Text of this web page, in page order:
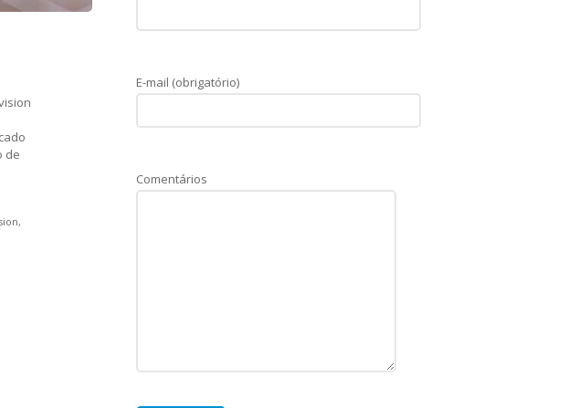
de
E-mail (obrigatório)
Comentários